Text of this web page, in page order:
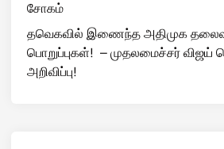
சோகம்
தவெகவில் இணைந்த அதிமுக
பொறுப்புகள்! – முதலமைச்சர் விஜய்
அறிவிப்பு!